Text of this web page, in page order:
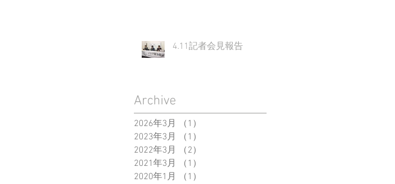
4.11記者会見報告
Archive
2026年3月 （1）
2023年3月
（1）
2022年3月
（2）
2021年3月
（1）
2020年1月
（1）